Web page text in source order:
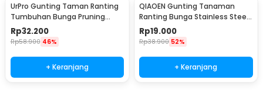
UrPro Gunting Taman Ranting
Tumbuhan Bunga Pruning
Scissors 25mm - SK5
Rp32.200
Rp58.900 46%
+ Keranjang
QIAOEN Gunting Tanaman
Ranting Bunga Stainless Steel
Pruning Scissors - SK-6
Rp19.000
Rp38.900 52%
+ Keranjang